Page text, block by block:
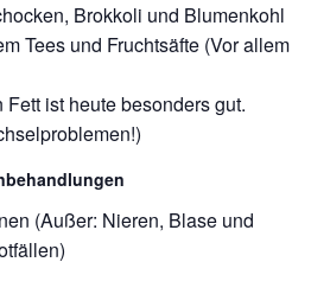
Brokkoli und Blumenkohl
Tees und Fruchtsäfte (Vor allem
ist heute besonders gut.
(Außer: Nieren, Blase und